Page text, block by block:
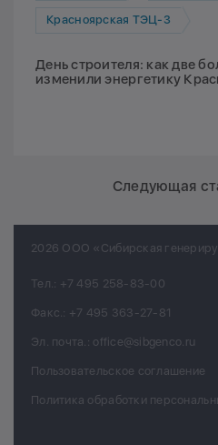
Красноярская ТЭЦ-3
День строителя: как две
изменили энергетику
Следующая
2026 ООО «Сибирская
Тел.: +7 495 258-83-00
Факс.: +7 495 363-27-81
Эл. почта.: office@sibgenco.ru
Пользовательское соглашение
Политика обработки